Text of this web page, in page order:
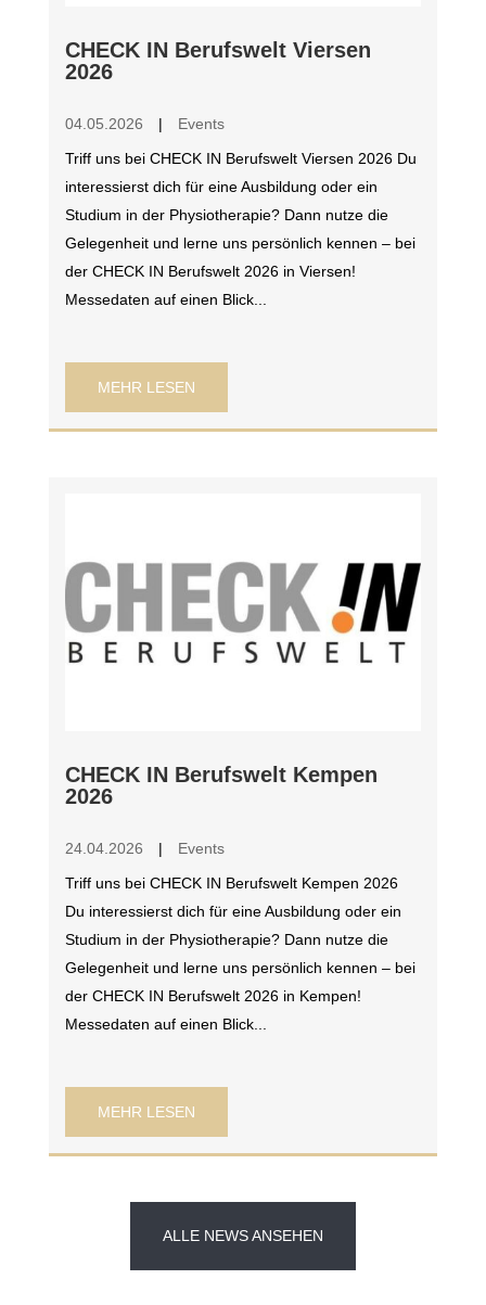
CHECK IN Berufswelt Viersen
2026
04.05.2026 |
Events
Triff uns bei CHECK IN Berufswelt Viersen 2026 Du
interessierst dich für eine Ausbildung oder ein
Studium in der Physiotherapie? Dann nutze die
Gelegenheit und lerne uns persönlich kennen – bei
der CHECK IN Berufswelt 2026 in Viersen!
Messedaten auf einen Blick...
MEHR LESEN
CHECK IN Berufswelt Kempen
2026
24.04.2026 |
Events
Triff uns bei CHECK IN Berufswelt Kempen 2026
Du interessierst dich für eine Ausbildung oder ein
Studium in der Physiotherapie? Dann nutze die
Gelegenheit und lerne uns persönlich kennen – bei
der CHECK IN Berufswelt 2026 in Kempen!
Messedaten auf einen Blick...
MEHR LESEN
ALLE NEWS ANSEHEN